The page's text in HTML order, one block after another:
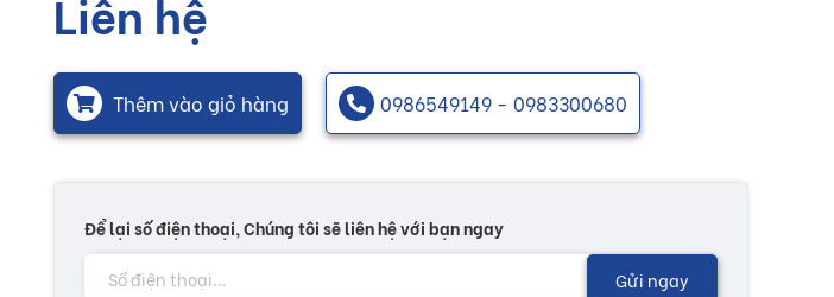
Liên hệ
Thêm vào giỏ hàng 0986549149 - 0983300680
Để lại số điện thoại, Chúng tôi sẽ liên hệ với bạn ngay
Gửi ngay